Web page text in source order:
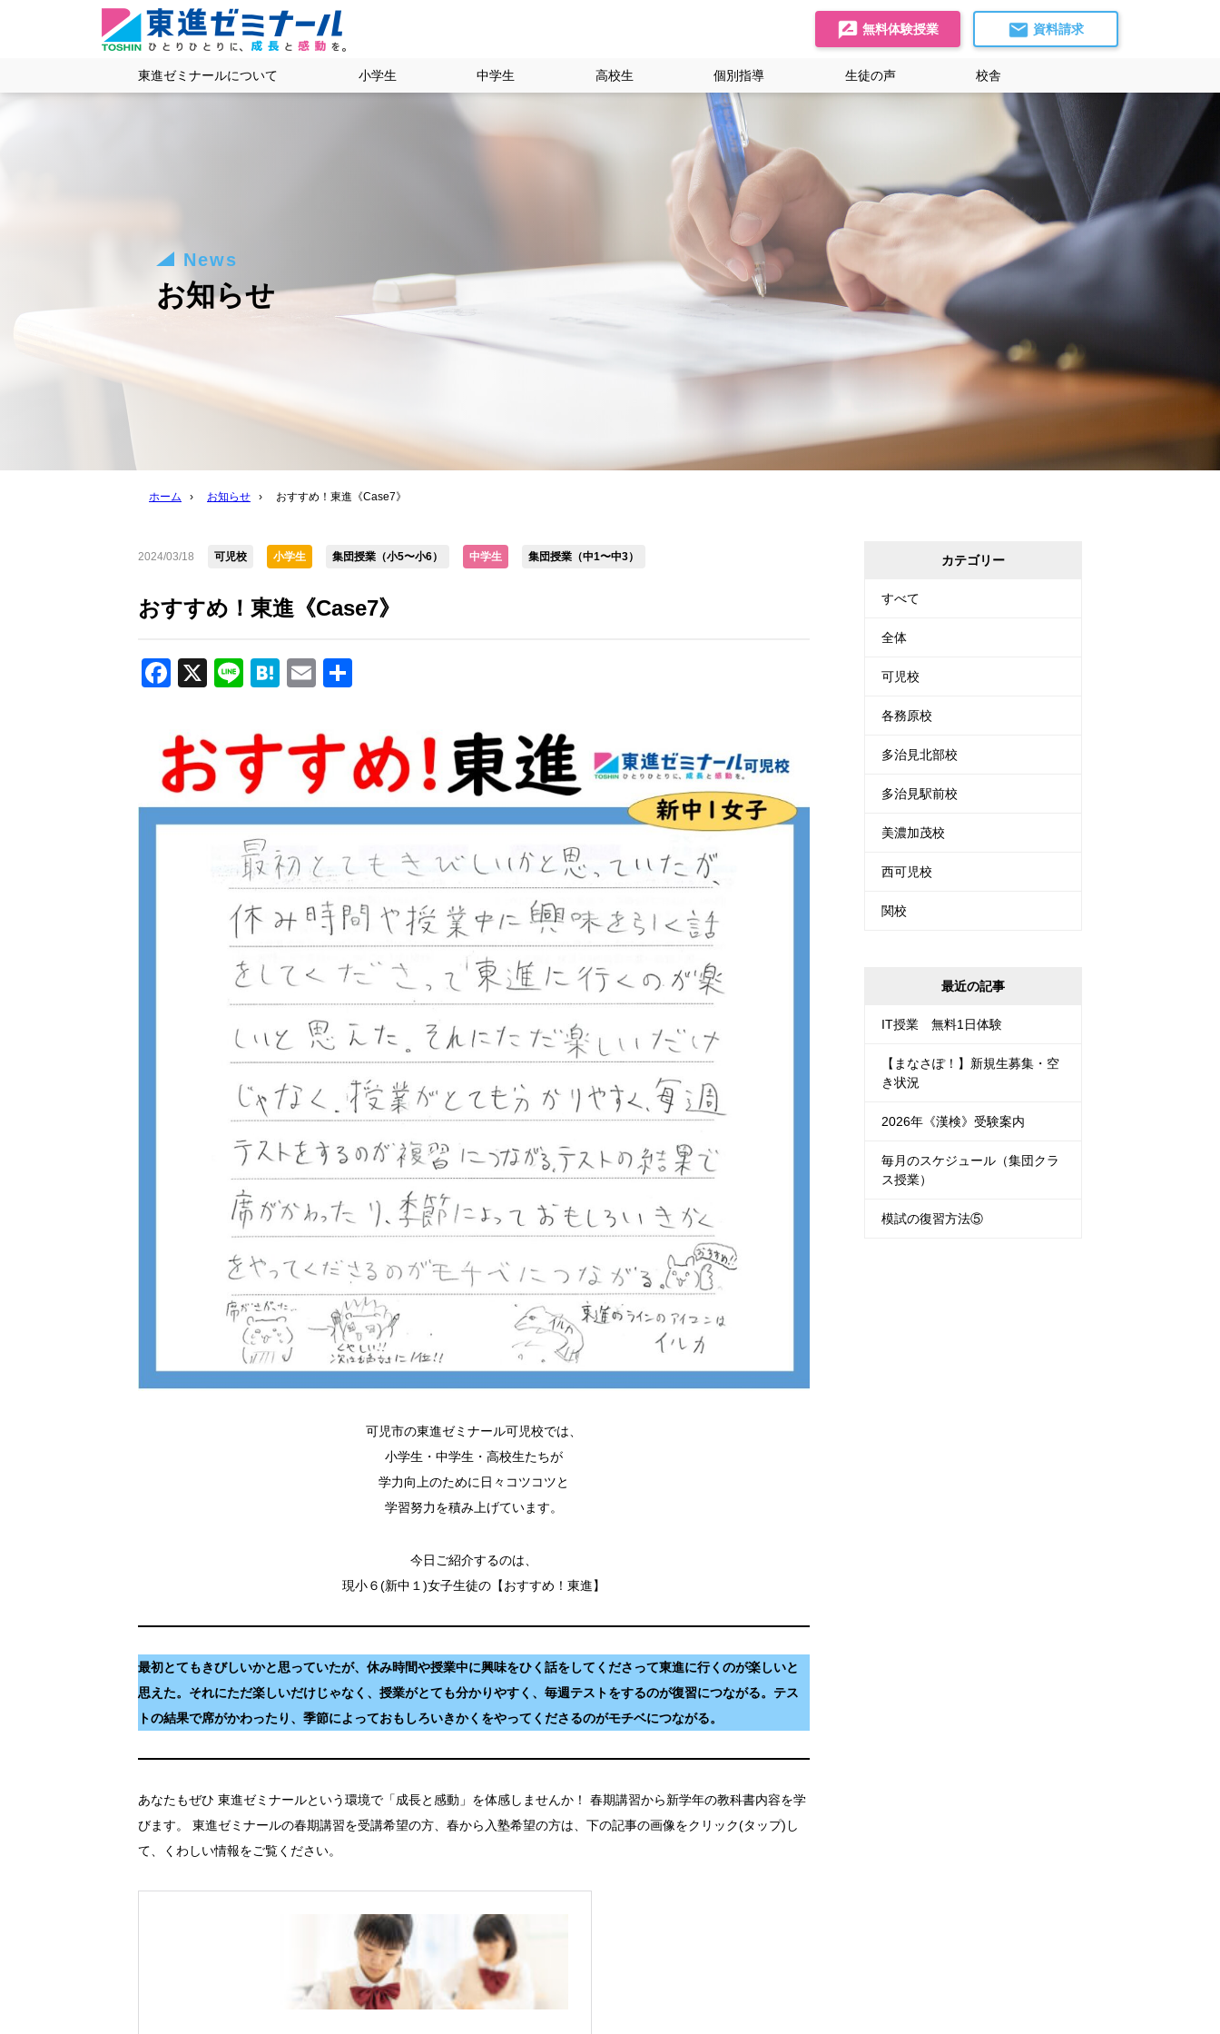
無料体験授業 資料請求
東進ゼミナールについて 小学生 中学生 高校生 個別指導 生徒の声 校舎
News
お知らせ
ホーム › お知らせ › おすすめ！東進《Case7》
2024/03/18 可児校 小学生 集団授業（小5〜小6） 中学生 集団授業（中1〜中3）
おすすめ！東進《Case7》
Facebook
X LineHatena
Email
可児市の東進ゼミナール可児校では、
小学生・中学生・高校生たちが
学力向上のために日々コツコツと
学習努力を積み上げています。
今日ご紹介するのは、
現小６(新中１)女子生徒の【おすすめ！東進】
最初とてもきびしいかと思っていたが、休み時間や授業中に興味をひく話をしてくださって東進に行くのが楽しいと
思えた。それにただ楽しいだけじゃなく、授業がとても分かりやすく、毎週テストをするのが復習につながる。テス
トの結果で席がかわったり、季節によっておもしろいきかくをやってくださるのがモチベにつながる。
あなたもぜひ 東進ゼミナールという環境で「成長と感動」を体感しませんか！ 春期講習から新学年の教科書内容を学
びます。 東進ゼミナールの春期講習を受講希望の方、春から入塾希望の方は、下の記事の画像をクリック(タップ)し
て、くわしい情報をご覧ください。
カテゴリー
すべて
全体
可児校
各務原校
多治見北部校
多治見駅前校
美濃加茂校
西可児校
関校
最近の記事
IT授業 無料1日体験
【まなさぽ！】新規生募集・空
き状況
2026年《漢検》受験案内
毎月のスケジュール（集団クラ
ス授業）
模試の復習方法⑤